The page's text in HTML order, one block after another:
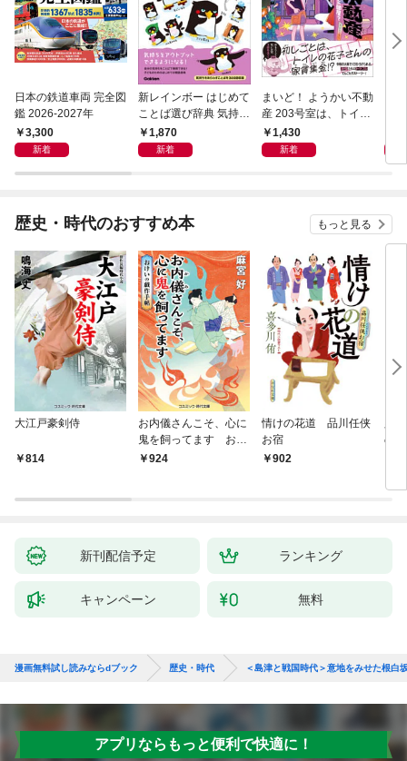
日本の鉄道車両 完全図
鑑 2026-2027年
3,300
新着
新レインボー はじめて
ことば選び辞典 気持ち
のことば
1,870
新着
まいど！ ようかい不動
産 203号室は、トイレ
の花子さんの部屋？
1,430
新着
歴史・時代のおすすめ本 もっと見る
大江戸豪剣侍
814
お内儀さんこそ、心に
鬼を飼ってます おけ
いの戯作手帖
924
情けの花道 品川任侠
お宿
902
の
新刊配信予定 ランキング
キャンペーン 無料
漫画無料試し読みならdブック 歴史・時代 ＜島津と戦国時代＞意地をみせた根白
アプリならもっと便利で快適に！